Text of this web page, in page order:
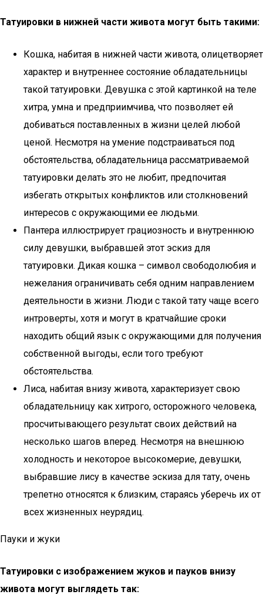
Татуировки в нижней части живота могут быть такими:
Кошка, набитая в нижней части живота, олицетворяет
характер и внутреннее состояние обладательницы
такой татуировки. Девушка с этой картинкой на теле
хитра, умна и предприимчива, что позволяет ей
добиваться поставленных в жизни целей любой
ценой. Несмотря на умение подстраиваться под
обстоятельства, обладательница рассматриваемой
татуировки делать это не любит, предпочитая
избегать открытых конфликтов или столкновений
интересов с окружающими ее людьми.
Пантера иллюстрирует грациозность и внутреннюю
силу девушки, выбравшей этот эскиз для
татуировки. Дикая кошка – символ свободолюбия и
нежелания ограничивать себя одним направлением
деятельности в жизни. Люди с такой тату чаще всего
интроверты, хотя и могут в кратчайшие сроки
находить общий язык с окружающими для получения
собственной выгоды, если того требуют
обстоятельства.
Лиса, набитая внизу живота, характеризует свою
обладательницу как хитрого, осторожного человека,
просчитывающего результат своих действий на
несколько шагов вперед. Несмотря на внешнюю
холодность и некоторое высокомерие, девушки,
выбравшие лису в качестве эскиза для тату, очень
трепетно относятся к близким, стараясь уберечь их от
всех жизненных неурядиц.
Пауки и жуки
Татуировки с изображением жуков и пауков внизу
живота могут выглядеть так: